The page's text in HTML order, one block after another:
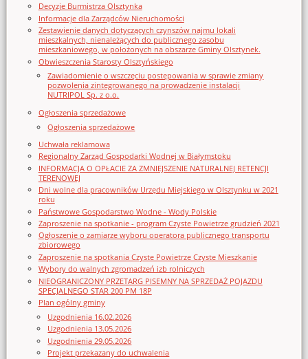
Decyzje Burmistrza Olsztynka
Informacje dla Zarządców Nieruchomości
Zestawienie danych dotyczących czynszów najmu lokali
mieszkalnych, nienależących do publicznego zasobu
mieszkaniowego, w położonych na obszarze Gminy Olsztynek.
Obwieszczenia Starosty Olsztyńskiego
Zawiadomienie o wszczęciu postępowania w sprawie zmiany
pozwolenia zintegrowanego na prowadzenie instalacji
NUTRIPOL Sp. z o.o.
Ogłoszenia sprzedażowe
Ogłoszenia sprzedażowe
Uchwała reklamowa
Regionalny Zarząd Gospodarki Wodnej w Białymstoku
INFORMACJA O OPŁACIE ZA ZMNIEJSZENIE NATURALNEJ RETENCJI
TERENOWEJ
Dni wolne dla pracowników Urzędu Miejskiego w Olsztynku w 2021
roku
Państwowe Gospodarstwo Wodne - Wody Polskie
Zaproszenie na spotkanie - program Czyste Powietrze grudzień 2021
Ogłoszenie o zamiarze wyboru operatora publicznego transportu
zbiorowego
Zaproszenie na spotkania Czyste Powietrze Czyste Mieszkanie
Wybory do walnych zgromadzeń izb rolniczych
NIEOGRANICZONY PRZETARG PISEMNY NA SPRZEDAŻ POJAZDU
SPECJALNEGO STAR 200 PM 18P
Plan ogólny gminy
Uzgodnienia 16.02.2026
Uzgodnienia 13.05.2026
Uzgodnienia 29.05.2026
Projekt przekazany do uchwalenia